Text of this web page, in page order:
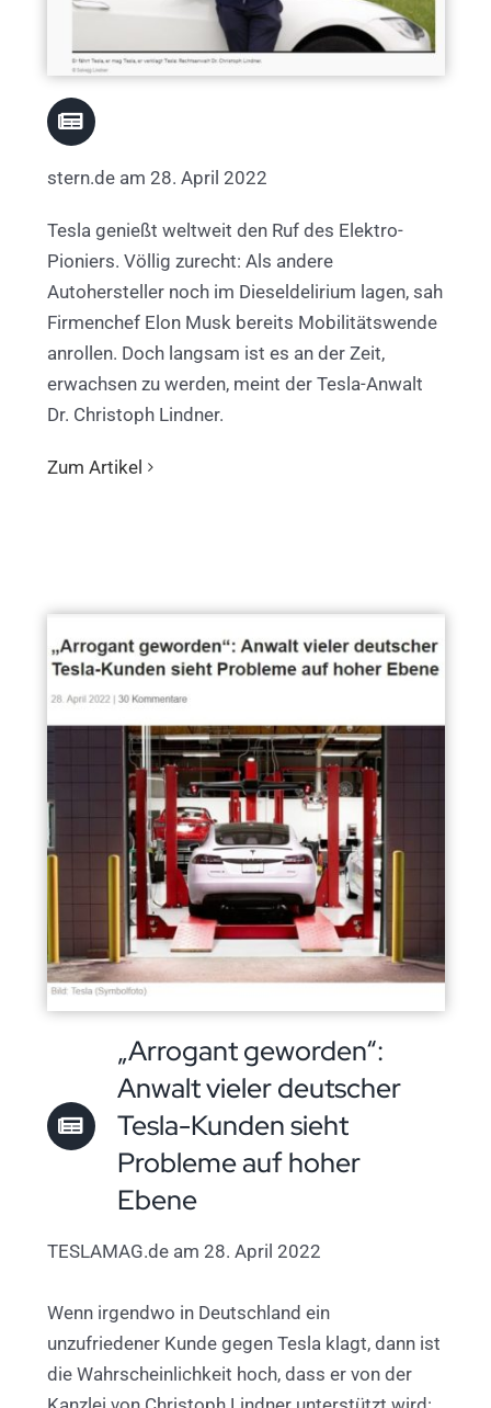
stern.de am 28. April 2022
Tesla genießt weltweit den Ruf des Elektro-
Pioniers. Völlig zurecht: Als andere
Autohersteller noch im Dieseldelirium lagen, sah
Firmenchef Elon Musk bereits Mobilitätswende
anrollen. Doch langsam ist es an der Zeit,
erwachsen zu werden, meint der Tesla-Anwalt
Dr. Christoph Lindner.
Zum Artikel
„Arrogant geworden“:
Anwalt vieler deutscher
Tesla-Kunden sieht
Probleme auf hoher
Ebene
TESLAMAG.de am 28. April 2022
Wenn irgendwo in Deutschland ein
unzufriedener Kunde gegen Tesla klagt, dann ist
die Wahrscheinlichkeit hoch, dass er von der